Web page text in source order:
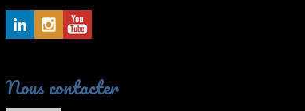
Nous contacter